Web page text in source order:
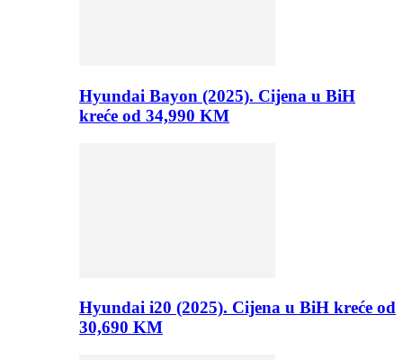
Hyundai Bayon (2025). Cijena u BiH
kreće od 34,990 KM
Hyundai i20 (2025). Cijena u BiH kreće od
30,690 KM